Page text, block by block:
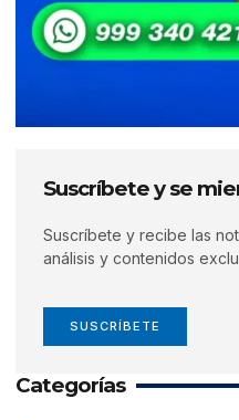
Suscríbete y se
Suscríbete y recibe las
análisis y contenidos
SUSCRÍBETE
Categorías